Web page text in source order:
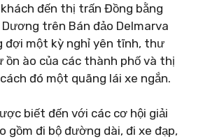
đến thị trấn Đồng bằng
trên Bán đảo Delmarva
đợi một kỳ nghỉ yên tĩnh, thư
ồn ào của các thành phố và thị
đó một quãng lái xe ngắn.
biết đến với các cơ hội giải
gồm đi bộ đường dài, đi xe đạp,